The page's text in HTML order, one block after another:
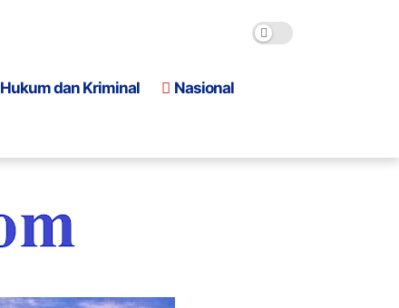
Hukum dan Kriminal Nasional